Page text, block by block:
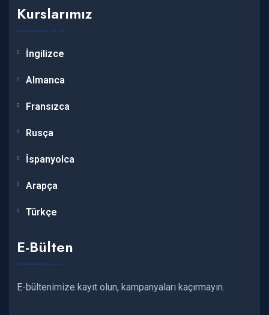
Kurslarımız
İngilizce
Almanca
Fransızca
Rusça
İspanyolca
Arapça
Türkçe
E-Bülten
E-bültenimize kayıt olun, kampanyaları kaçırmayın.